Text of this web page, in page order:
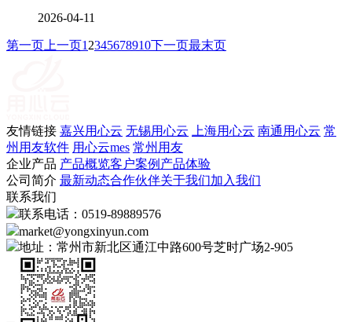
2026-04-11
第一页 上一页1 2345678910下一页最末页
友情链接 嘉兴用心云 无锡用心云 上海用心云 南通用心云 常
州用友软件 用心云mes 常州用友
企业产品 产品概览客户案例 产品体验
公司简介 最新动态合作伙伴关于我们加入我们
联系我们
联系电话：0519-89889576
market@yongxinyun.com
地址：常州市新北区通江中路600号芝时广场2-905